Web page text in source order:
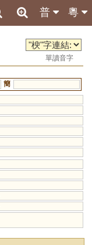
粵
普
單讀音字
簡